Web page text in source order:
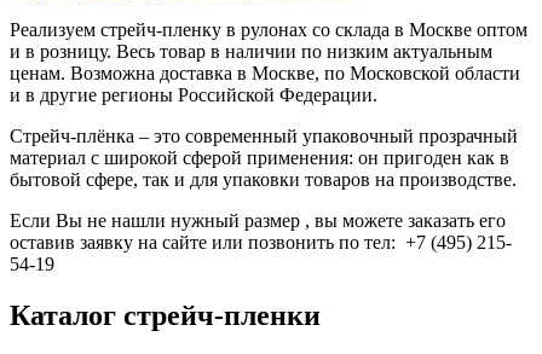
Реализуем стрейч-пленку в рулонах со склада в Москве оптом
и в розницу. Весь товар в наличии по низким актуальным
ценам. Возможна доставка в Москве, по Московской области
и в другие регионы Российской Федерации.
Стрейч-плёнка – это современный упаковочный прозрачный
материал с широкой сферой применения: он пригоден как в
бытовой сфере, так и для упаковки товаров на производстве.
Если Вы не нашли нужный размер , вы можете заказать его
оставив заявку на сайте или позвонить по тел: +7 (495) 215-
54-19
Каталог стрейч-пленки